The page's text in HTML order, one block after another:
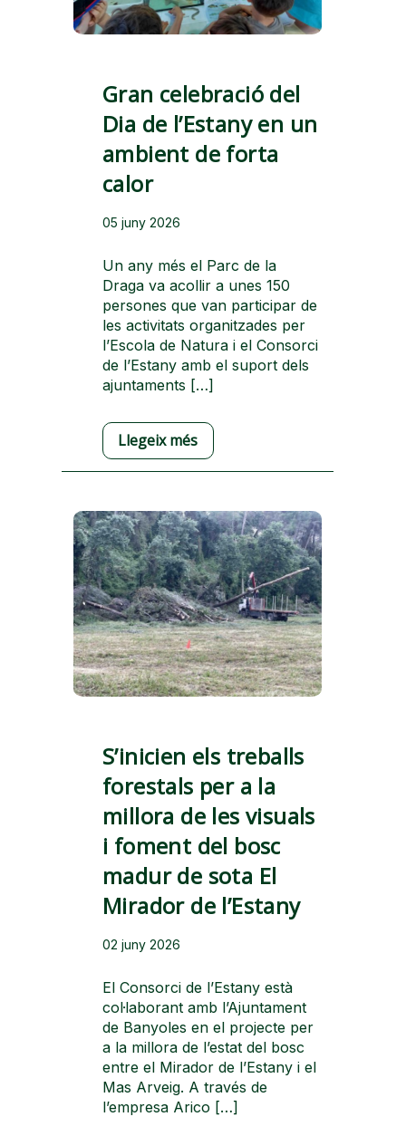
Gran celebració del
Dia de l’Estany en un
ambient de forta
calor
05 juny 2026
Un any més el Parc de la
Draga va acollir a unes 150
persones que van participar de
les activitats organitzades per
l’Escola de Natura i el Consorci
de l’Estany amb el suport dels
ajuntaments […]
Llegeix més
S’inicien els treballs
forestals per a la
millora de les visuals
i foment del bosc
madur de sota El
Mirador de l’Estany
02 juny 2026
El Consorci de l’Estany està
col·laborant amb l’Ajuntament
de Banyoles en el projecte per
a la millora de l’estat del bosc
entre el Mirador de l’Estany i el
Mas Arveig. A través de
l’empresa Arico […]